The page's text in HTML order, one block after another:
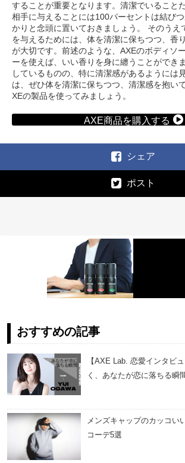
することが重要となります。清潔でいること
相手に与えることには100パーセントは結び
かりと念頭に置いておきましょう。 そのうえ
を与えるためには、体を清潔に保ちつつ、香
が大切です。前述のような、AXEのボディソ
ーを使えば、いい香りを身に纏うことができ
しているものの、特に清潔感があるようには
は、ぜひ体を清潔に保ちつつ、清潔感を抱い
XEの製品を使ってみましょう。
AXE商品を購入する
シェア
ポスト
おすすめの記事
【AXE Lab. 恋愛インタビ
く、あなたが恋に落ちる瞬
メンズキャップのカッコい
コーデ5選